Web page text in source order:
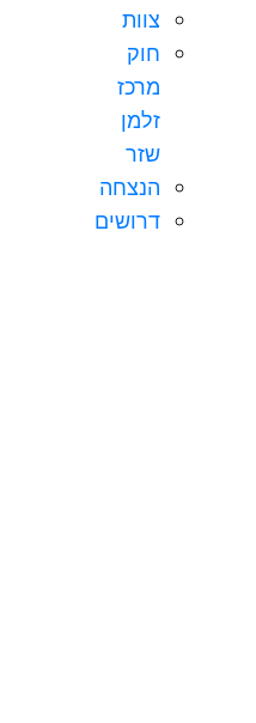
צוות
חוק
מרכז
זלמן
שזר
הנצחה
דרושים